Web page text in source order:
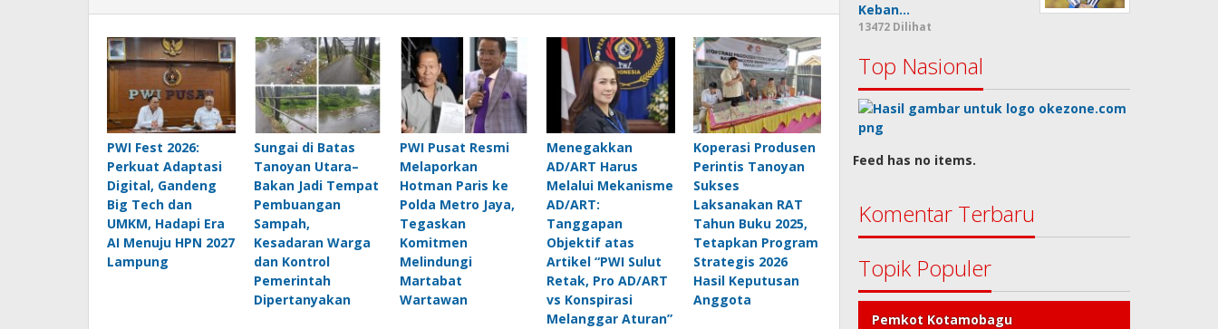
PWI Fest 2026:
Perkuat Adaptasi
Digital, Gandeng
Big Tech dan
UMKM, Hadapi Era
AI Menuju HPN 2027
Lampung
Sungai di Batas
Tanoyan Utara–
Bakan Jadi Tempat
Pembuangan
Sampah,
Kesadaran Warga
dan Kontrol
Pemerintah
Dipertanyakan
PWI Pusat Resmi
Melaporkan
Hotman Paris ke
Polda Metro Jaya,
Tegaskan
Komitmen
Melindungi
Martabat
Wartawan
Menegakkan
AD/ART Harus
Melalui Mekanisme
AD/ART:
Tanggapan
Objektif atas
Artikel “PWI Sulut
Retak, Pro AD/ART
vs Konspirasi
Melanggar Aturan”
Koperasi Produsen
Perintis Tanoyan
Sukses
Laksanakan RAT
Tahun Buku 2025,
Tetapkan Program
Strategis 2026
Hasil Keputusan
Anggota
Keban…
13472 Dilihat
Top Nasional
Feed has no items.
Komentar Terbaru
Topik Populer
Pemkot Kotamobagu